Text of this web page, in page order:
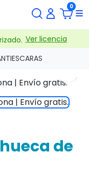
0
Ver licencia
de